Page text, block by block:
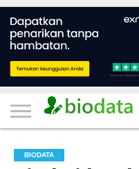
HOME
FILTER
KATEGORI
IKLAN
GRATIS
TERVIRAL
TRADING
KOMUNITAS
BERITA
BISNIS
LAINNYA
BIODATA